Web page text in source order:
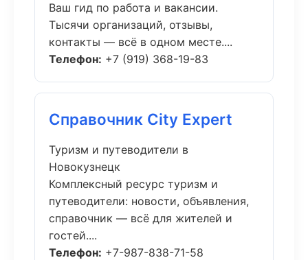
Ваш гид по работа и вакансии.
Тысячи организаций, отзывы,
контакты — всё в одном месте....
Телефон: +7 (919) 368-19-83
Справочник City Expert
Туризм и путеводители в
Новокузнецк
Комплексный ресурс туризм и
путеводители: новости, объявления,
справочник — всё для жителей и
гостей....
Телефон: +7-987-838-71-58